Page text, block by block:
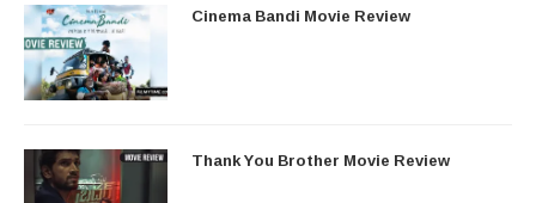
Cinema Bandi Movie Review
Thank You Brother Movie Review